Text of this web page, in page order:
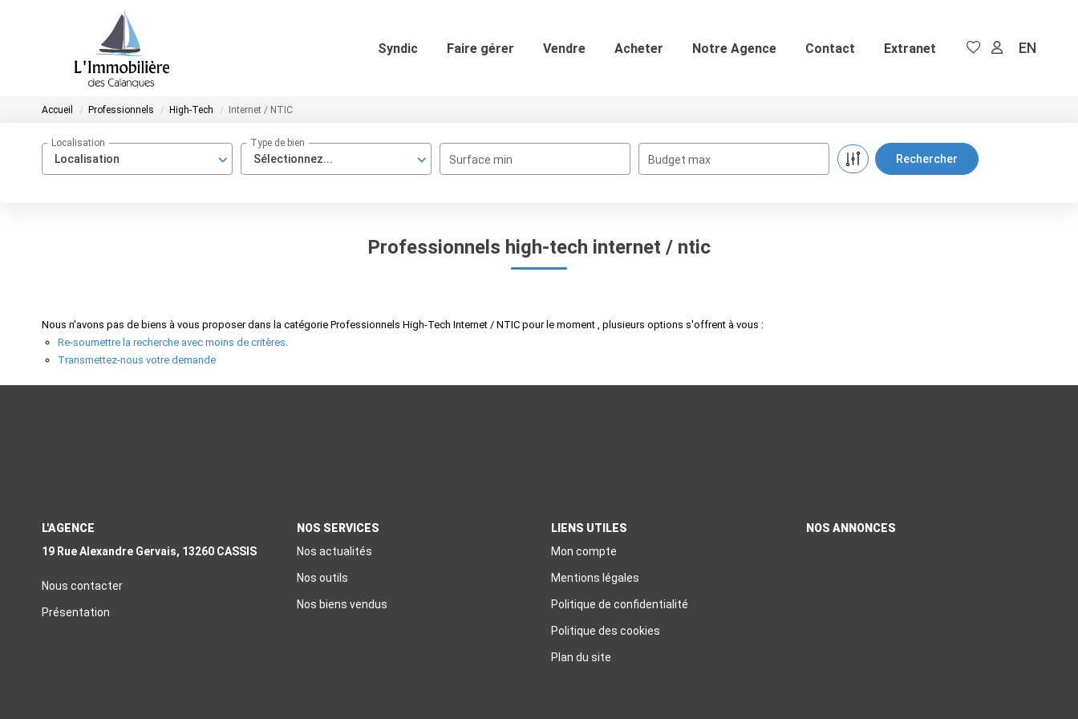
Syndic Faire gérer Vendre Acheter Notre Agence Contact Extranet EN
Accueil Professionnels High-Tech Internet / NTIC
Localisation
Localisation
Sélectionnez...
Type de bien
Surface min Budget max
Professionnels high-tech internet / ntic
Nous n'avons pas de biens à vous proposer dans la catégorie Professionnels High-Tech Internet / NTIC pour le moment , plusieurs options s'offrent à vous :
Re-soumettre la recherche avec moins de critères.
Transmettez-nous votre demande
L'AGENCE
19 Rue Alexandre Gervais, 13260 CASSIS
Nous contacter
Présentation
NOS SERVICES
Nos actualités
Nos outils
Nos biens vendus
LIENS UTILES
Mon compte
Mentions légales
Politique de confidentialité
Politique des cookies
Plan du site
NOS ANNONCES